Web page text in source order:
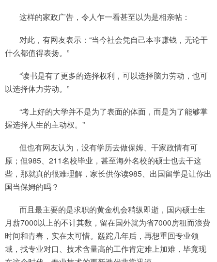
这样的家政广告，令人乍一看甚至以为是相亲帖：
对此，有网友表示：“当今社会凭自己本事赚钱，无论干
什么都值得表扬。”
“读书是有了更多的选择权利，可以选择脑力劳动，也可
以选择体力劳动。”
“考上好的大学并不是为了表面的体面，而是为了能够掌
握选择人生的主动权。”
但也有网友认为，没有学历去做保姆、干家政情有可
原；但985、211名校毕业，甚至海外名校的硕士也去干这
些，那就真的很难理解，家长供你读985、出国留学是让你出
国当保姆的吗？
而且最主要的是求职的黄金机会稍纵即逝，国内硕士生
月薪7000以上的不计其数，留在国外就为省7000房租而浪费
时间和青春，实在太可惜。蹉跎几年后，再想重回专业领
域，找专业对口、技术含量高的工作肯定难上加难，毕竟现